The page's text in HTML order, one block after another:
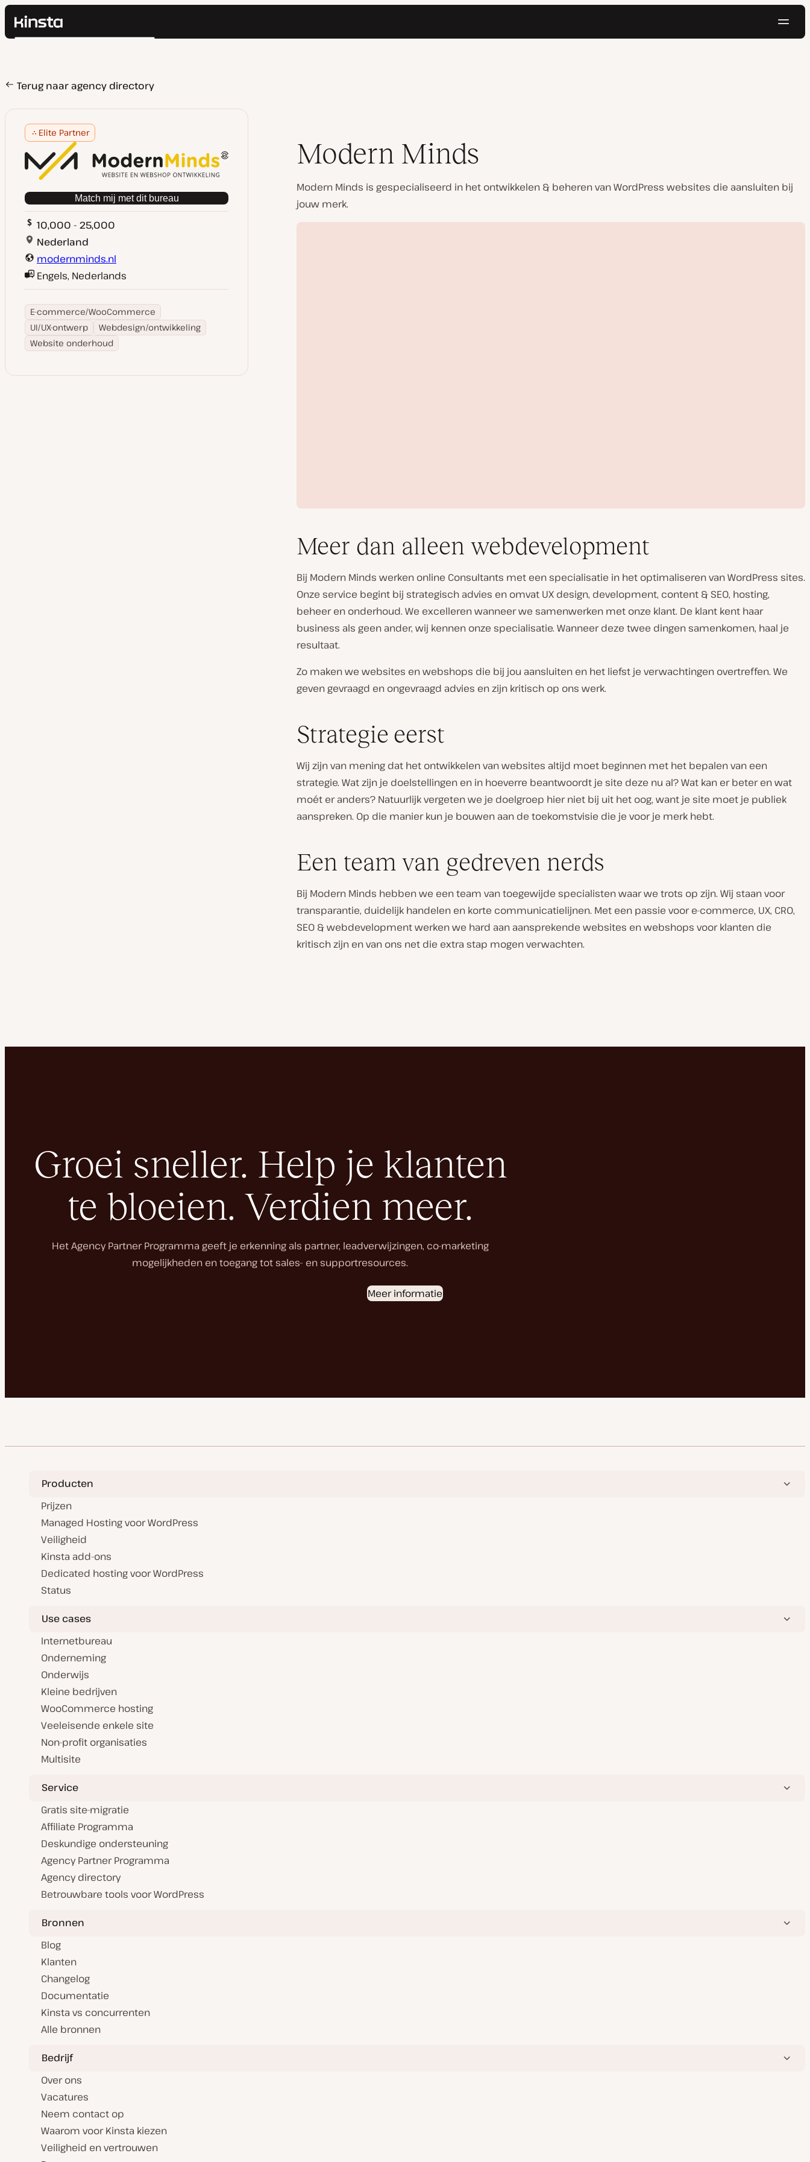
Kinsta®
Prijzen
Bronnen
Contact
Zoeken
Terug naar agency directory
Elite Partner
Match mij met dit bureau
10,000 - 25,000
Nederland
modernminds.nl
Engels, Nederlands
E-commerce/WooCommerce
UI/UX-ontwerp
Webdesign/ontwikkeling
Website onderhoud
Modern Minds
Modern Minds is gespecialiseerd in het ontwikkelen & beheren van WordPress websites die aansluiten bij
jouw merk.
afspelen
Meer dan alleen webdevelopment
Bij Modern Minds werken online Consultants met een specialisatie in het optimaliseren van WordPress sites.
Onze service begint bij strategisch advies en omvat UX design, development, content & SEO, hosting,
beheer en onderhoud. We excelleren wanneer we samenwerken met onze klant. De klant kent haar
business als geen ander, wij kennen onze specialisatie. Wanneer deze twee dingen samenkomen, haal je
resultaat.
Zo maken we websites en webshops die bij jou aansluiten en het liefst je verwachtingen overtreffen. We
geven gevraagd en ongevraagd advies en zijn kritisch op ons werk.
Strategie eerst
Wij zijn van mening dat het ontwikkelen van websites altijd moet beginnen met het bepalen van een
strategie. Wat zijn je doelstellingen en in hoeverre beantwoordt je site deze nu al? Wat kan er beter en wat
moét er anders? Natuurlijk vergeten we je doelgroep hier niet bij uit het oog, want je site moet je publiek
aanspreken. Op die manier kun je bouwen aan de toekomstvisie die je voor je merk hebt.
Een team van gedreven nerds
Bij Modern Minds hebben we een team van toegewijde specialisten waar we trots op zijn. Wij staan voor
transparantie, duidelijk handelen en korte communicatielijnen. Met een passie voor e-commerce, UX, CRO,
SEO & webdevelopment werken we hard aan aansprekende websites en webshops voor klanten die
kritisch zijn en van ons net die extra stap mogen verwachten.
Groei sneller. Help je klanten
te bloeien. Verdien meer.
Het Agency Partner Programma geeft je erkenning als partner, leadverwijzingen, co-marketing
mogelijkheden en toegang tot sales- en supportresources.
Meer informatie
Producten
Prijzen
Managed Hosting voor WordPress
Veiligheid
Kinsta add-ons
Dedicated hosting voor WordPress
Status
Use cases
Internetbureau
Onderneming
Onderwijs
Kleine bedrijven
WooCommerce hosting
Veeleisende enkele site
Non-profit organisaties
Multisite
Service
Gratis site-migratie
Affiliate Programma
Deskundige ondersteuning
Agency Partner Programma
Agency directory
Betrouwbare tools voor WordPress
Bronnen
Blog
Klanten
Changelog
Documentatie
Kinsta vs concurrenten
Alle bronnen
Bedrijf
Over ons
Vacatures
Neem contact op
Waarom voor Kinsta kiezen
Veiligheid en vertrouwen